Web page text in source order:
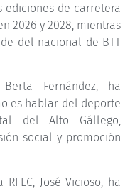
ediciones de carretera
2026 y 2028, mientras
del nacional de BTT
Fernández, ha
es hablar del deporte
del Alto Gállego,
social y promoción
José Vicioso, ha